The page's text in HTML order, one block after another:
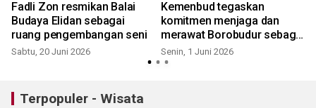
Fadli Zon resmikan Balai
Budaya Elidan sebagai
ruang pengembangan seni
Sabtu, 20 Juni 2026
Kemenbud tegaskan
komitmen menjaga dan
merawat Borobudur sebagai
warisan budaya
Senin, 1 Juni 2026
Terpopuler - Wisata